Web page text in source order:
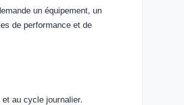
un équipement, un
de performance et de
et au cycle journalier.